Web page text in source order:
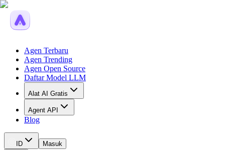
Agen Terbaru
Agen Trending
Agen Open Source
Daftar Model LLM
Alat AI Gratis
Agent API
Blog
ID
Masuk